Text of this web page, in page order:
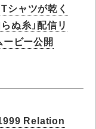
シャツが乾く
ぬ糸」配信リ
ビー公開
Relation